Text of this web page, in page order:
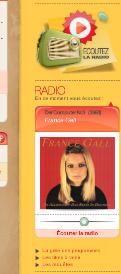
En ce moment vous écoutez :
Der Computer Nr.3 (1968)
France Gall
Écouter la radio
La grille des programmes
Les titres à venir
Les requêtes